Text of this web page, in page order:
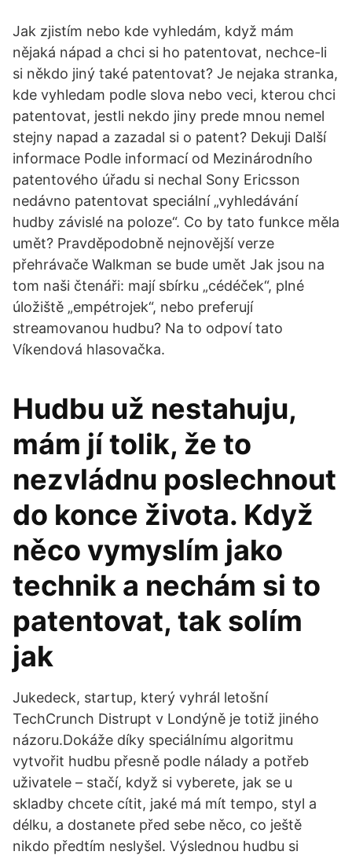
Jak zjistím nebo kde vyhledám, když mám
nějaká nápad a chci si ho patentovat, nechce-li
si někdo jiný také patentovat? Je nejaka stranka,
kde vyhledam podle slova nebo veci, kterou chci
patentovat, jestli nekdo jiny prede mnou nemel
stejny napad a zazadal si o patent? Dekuji Další
informace Podle informací od Mezinárodního
patentového úřadu si nechal Sony Ericsson
nedávno patentovat speciální „vyhledávání
hudby závislé na poloze“. Co by tato funkce měla
umět? Pravděpodobně nejnovější verze
přehrávače Walkman se bude umět Jak jsou na
tom naši čtenáři: mají sbírku „cédéček“, plné
úložiště „empétrojek“, nebo preferují
streamovanou hudbu? Na to odpoví tato
Víkendová hlasovačka.
Hudbu už nestahuju,
mám jí tolik, že to
nezvládnu poslechnout
do konce života. Když
něco vymyslím jako
technik a nechám si to
patentovat, tak solím
jak
Jukedeck, startup, který vyhrál letošní
TechCrunch Distrupt v Londýně je totiž jiného
názoru.Dokáže díky speciálnímu algoritmu
vytvořit hudbu přesně podle nálady a potřeb
uživatele – stačí, když si vyberete, jak se u
skladby chcete cítit, jaké má mít tempo, styl a
délku, a dostanete před sebe něco, co ještě
nikdo předtím neslyšel. Výslednou hudbu si